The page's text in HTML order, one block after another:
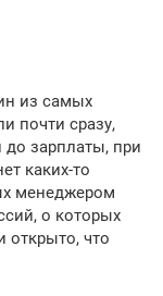
из самых
почти сразу,
зарплаты, при
каких-то
менеджером
о которых
что